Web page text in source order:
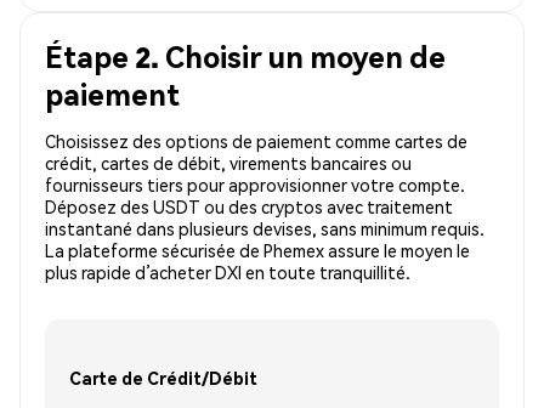
Étape 2. Choisir un moyen de
paiement
Choisissez des options de paiement comme cartes de
crédit, cartes de débit, virements bancaires ou
fournisseurs tiers pour approvisionner votre compte.
Déposez des USDT ou des cryptos avec traitement
instantané dans plusieurs devises, sans minimum requis.
La plateforme sécurisée de Phemex assure le moyen le
plus rapide d’acheter DXI en toute tranquillité.
Carte de Crédit/Débit